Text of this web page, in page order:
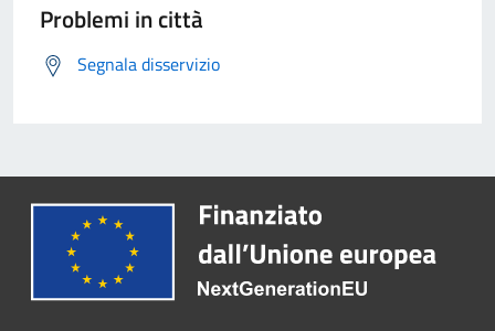
Problemi in città
Segnala disservizio